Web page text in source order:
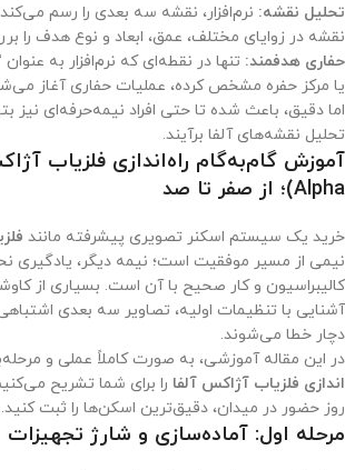
تحلیل نقشه: نرم‌افزار، نقشه سه بعدی را رسم
نقشه در زوایای مختلف، عمق، ابعاد و نوع هدف را
حفاری هدفمند:
یا مرکز حفره مشخص کرده، عملیات حفاری آغاز
اما دقیق، باعث شده تا حتی افراد نیمه‌حرفه‌ای نیز
تحلیل نقشه‌های آلفا برآیند.
Alpha)؛ از صفر تا صد
خرید یک سیستم اسکنر تصویری پیشرفته مانند
نیمی از مسیر موفقیت است؛ نیمه دیگر، یادگیری
کالیبراسیون و کار صحیح با آن است. بسیاری از
آشنایی با تنظیمات اولیه، تصاویر سه بعدی
دچار خطا می‌شوند.
در این مقاله آموزشی، به صورت کاملاً عملی و
اندازی فلزیاب آژاکس آلفا را برای شما تشریح
روز حضور در میدان، دقیق‌ترین اسکن‌ها را ثبت کنید.
مرحله اول: آماده‌سازی و شارژ تجهیزات